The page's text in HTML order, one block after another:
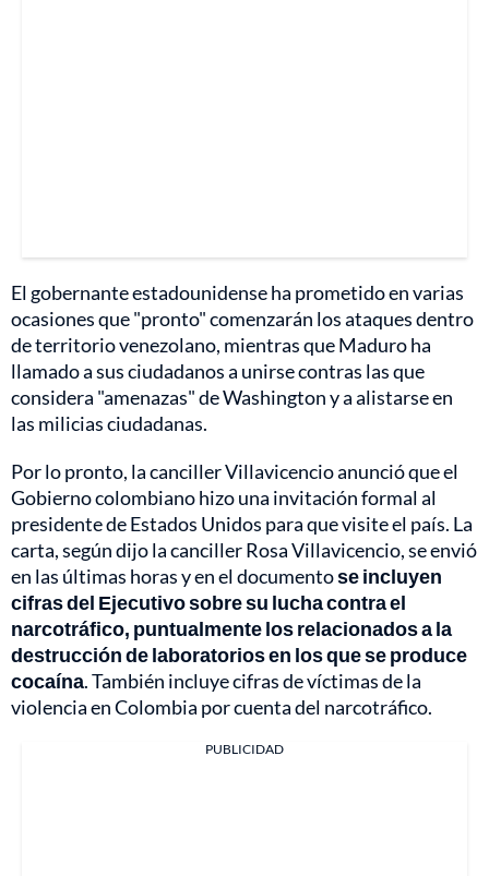
El gobernante estadounidense ha prometido en varias
ocasiones que "pronto" comenzarán los ataques dentro
de territorio venezolano, mientras que Maduro ha
llamado a sus ciudadanos a unirse contras las que
considera "amenazas" de Washington y a alistarse en
las milicias ciudadanas.
Por lo pronto, la canciller Villavicencio anunció que el
Gobierno colombiano hizo una invitación formal al
presidente de Estados Unidos para que visite el país. La
carta, según dijo la canciller Rosa Villavicencio, se envió
en las últimas horas y en el documentose incluyen
cifras del Ejecutivo sobre su lucha contra el
narcotráfico, puntualmente los relacionados a la
destrucción de laboratorios en los que se produce
cocaína. También incluye cifras de víctimas de la
violencia en Colombia por cuenta del narcotráfico.
PUBLICIDAD